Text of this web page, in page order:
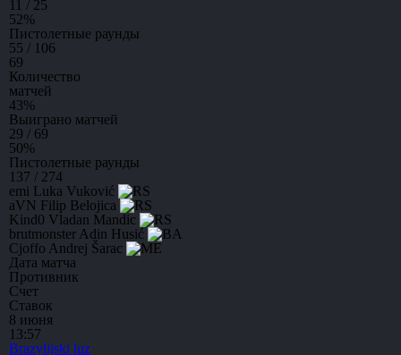
11 / 25
52%
Пистолетные раунды
55 / 106
69
Количество
матчей
43%
Выиграно матчей
29 / 69
50%
Пистолетные раунды
137 / 274
emi Luka Vuković
aVN Filip Belojica
Kind0 Vladan Mandic
brutmonster Adin Husić
Cjoffo Andrej Šarac
Дата матча
Противник
Счет
Ставок
8 июня
13:57
Brazylijski luz